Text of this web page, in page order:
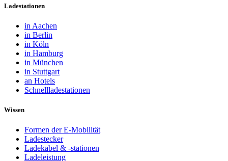
Ladestationen
in Aachen
in Berlin
in Köln
in Hamburg
in München
in Stuttgart
an Hotels
Schnellladestationen
Wissen
Formen der E-Mobilität
Ladestecker
Ladekabel & -stationen
Ladeleistung